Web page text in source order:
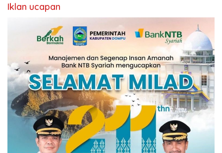
Iklan ucapan